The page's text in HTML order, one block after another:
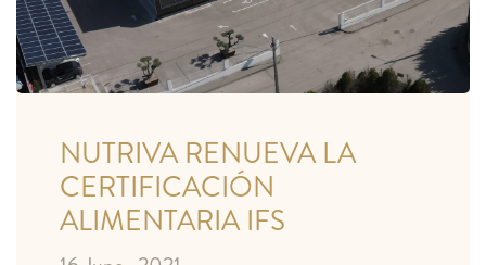
NUTRIVA RENUEVA LA
CERTIFICACIÓN
ALIMENTARIA IFS